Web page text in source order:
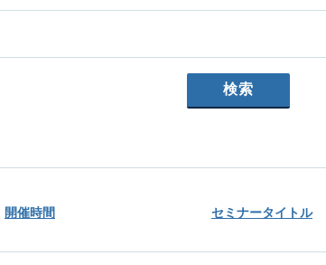
開催時間 セミナータイトル